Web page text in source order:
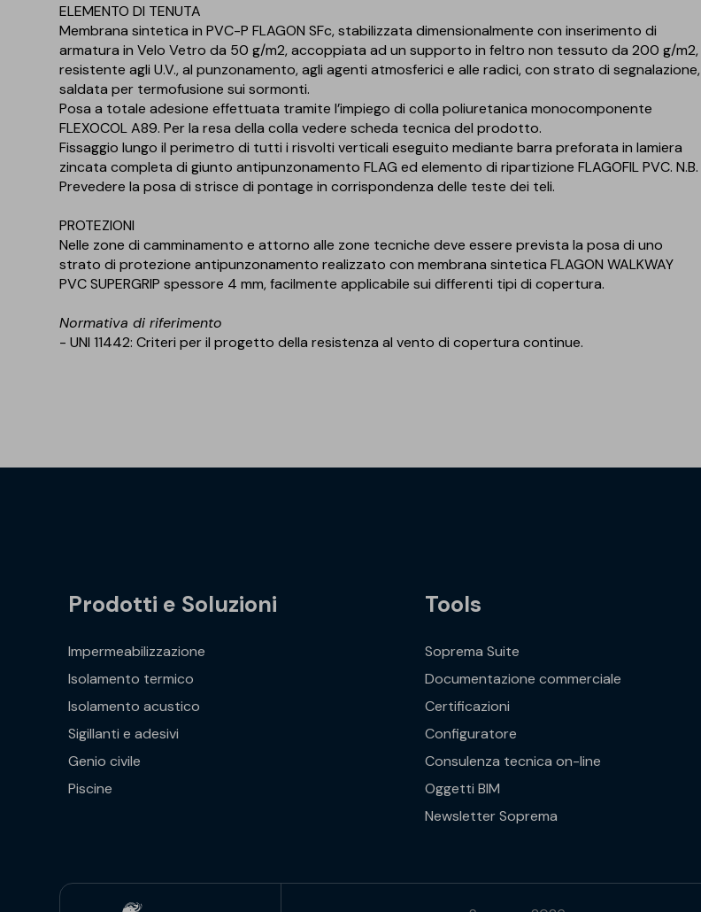
ELEMENTO DI TENUTA
Membrana sintetica in PVC-P FLAGON SFc, stabilizzata dimensionalmente con inserimento di
armatura in Velo Vetro da 50 g/m2, accoppiata ad un supporto in feltro non tessuto da 200 g/m2,
resistente agli U.V., al punzonamento, agli agenti atmosferici e alle radici, con strato di segnalazione,
saldata per termofusione sui sormonti.
Posa a totale adesione effettuata tramite l’impiego di colla poliuretanica monocomponente
FLEXOCOL A89. Per la resa della colla vedere scheda tecnica del prodotto.
Fissaggio lungo il perimetro di tutti i risvolti verticali eseguito mediante barra preforata in lamiera
zincata completa di giunto antipunzonamento FLAG ed elemento di ripartizione FLAGOFIL PVC. N.B.
Prevedere la posa di strisce di pontage in corrispondenza delle teste dei teli.
PROTEZIONI
Nelle zone di camminamento e attorno alle zone tecniche deve essere prevista la posa di uno
strato di protezione antipunzonamento realizzato con membrana sintetica FLAGON WALKWAY
PVC SUPERGRIP spessore 4 mm, facilmente applicabile sui differenti tipi di copertura.
Normativa di riferimento
- UNI 11442: Criteri per il progetto della resistenza al vento di copertura continue.
Prodotti e Soluzioni
Impermeabilizzazione
Isolamento termico
Isolamento acustico
Sigillanti e adesivi
Genio civile
Piscine
Tools
Soprema Suite
Documentazione commerciale
Certificazioni
Configuratore
Consulenza tecnica on-line
Oggetti BIM
Newsletter Soprema